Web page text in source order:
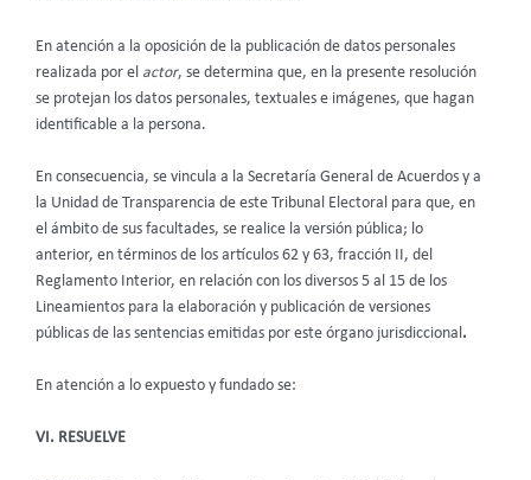
En atención a la oposición de la publicación de datos personales
realizada por el actor, se determina que, en la presente resolución
se protejan los datos personales, textuales e imágenes, que hagan
identificable a la persona.
En consecuencia, se vincula a la Secretaría General de Acuerdos y a
la Unidad de Transparencia de este Tribunal Electoral para que, en
el ámbito de sus facultades, se realice la versión pública; lo
anterior, en términos de los artículos 62 y 63, fracción II, del
Reglamento Interior, en relación con los diversos 5 al 15 de los
Lineamientos para la elaboración y publicación de versiones
públicas de las sentencias emitidas por este órgano jurisdiccional .
En atención a lo expuesto y fundado se:
VI. RESUELVE